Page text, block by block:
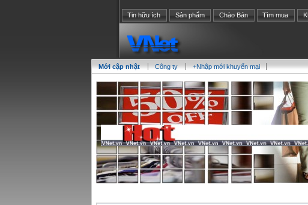
Tin hữu ích Sản phẩm Chào Bán Tìm mua
Mới cập nhật Công ty +Nhập mới khuyến mại